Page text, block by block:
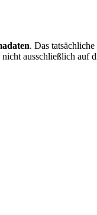
. Das
ausschließlich auf